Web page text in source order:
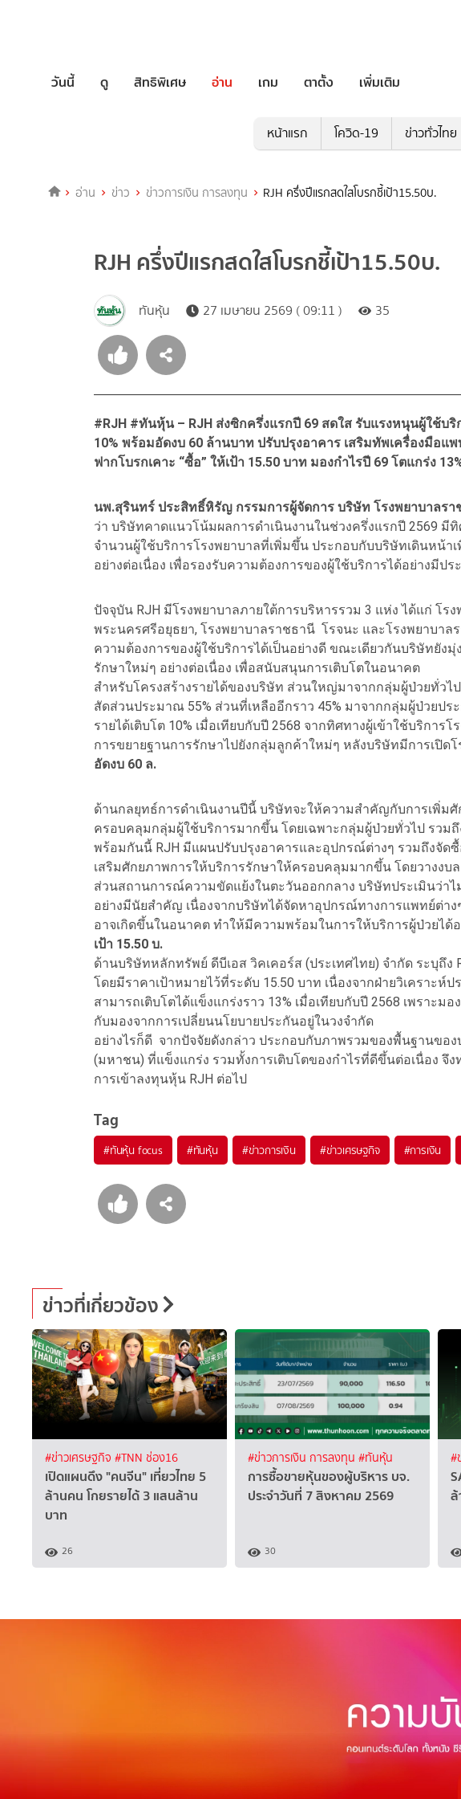
วันนี้ ดู สิทธิพิเศษ อ่าน เกม ตาตั้ง เพิ่มเติม
หน้าแรก โควิด-19 ข่าวทั่วไทย
อ่าน ข่าว ข่าวการเงิน การลงทุน RJH ครึ่งปีแรกสดใสโบรกชี้เป้า15.50บ.
RJH ครึ่งปีแรกสดใสโบรกชี้เป้า15.50บ.
ทันหุ้น 27 เมษายน 2569 ( 09:11 ) 35
#RJH #ทันหุ้น – RJH ส่งซิกครึ่งแรกปี 69 สดใส รับแรงหนุนผู้ใช้บ
10% พร้อมอัดงบ 60 ล้านบาท ปรับปรุงอาคาร เสริมทัพเครื่องมือแ
ฟากโบรกเคาะ “ซื้อ” ให้เป้า 15.50 บาท มองกำไรปี 69 โตแกร่ง
นพ.สุรินทร์ ประสิทธิ์หิรัญ กรรมการผู้จัดการ บริษัท โรงพยาบาลร
ว่า บริษัทคาดแนวโน้มผลการดำเนินงานในช่วงครึ่งแรกปี 2569 มี
จำนวนผู้ใช้บริการโรงพยาบาลที่เพิ่มขึ้น ประกอบกับบริษัทเดินหน้า
อย่างต่อเนื่อง เพื่อรองรับความต้องการของผู้ใช้บริการได้อย่างมีป
ปัจจุบัน RJH มีโรงพยาบาลภายใต้การบริหารรวม 3 แห่ง ได้แก่ โร
พระนครศรีอยุธยา, โรงพยาบาลราชธานี โรจนะ และโรงพยาบา
ความต้องการของผู้ใช้บริการได้เป็นอย่างดี ขณะเดียวกันบริษัทยัง
รักษาใหม่ๆ อย่างต่อเนื่อง เพื่อสนับสนุนการเติบโตในอนาคต
สำหรับโครงสร้างรายได้ของบริษัท ส่วนใหญ่มาจากกลุ่มผู้ป่วยทั่วไ
สัดส่วนประมาณ 55% ส่วนที่เหลืออีกราว 45% มาจากกลุ่มผู้ป่วยปร
รายได้เติบโต 10% เมื่อเทียบกับปี 2568 จากทิศทางผู้เข้าใช้บริกา
การขยายฐานการรักษาไปยังกลุ่มลูกค้าใหม่ๆ หลังบริษัทมีการเปิดโ
อัดงบ 60 ล.
ด้านกลยุทธ์การดำเนินงานปีนี้ บริษัทจะให้ความสำคัญกับการเพิ่มศั
ครอบคลุมกลุ่มผู้ใช้บริการมากขึ้น โดยเฉพาะกลุ่มผู้ป่วยทั่วไป รวม
พร้อมกันนี้ RJH มีแผนปรับปรุงอาคารและอุปกรณ์ต่างๆ รวมถึงจัดซื้
เสริมศักยภาพการให้บริการรักษาให้ครอบคลุมมากขึ้น โดยวางงบ
ส่วนสถานการณ์ความขัดแย้งในตะวันออกกลาง บริษัทประเมินว่า
อย่างมีนัยสำคัญ เนื่องจากบริษัทได้จัดหาอุปกรณ์ทางการแพทย์ต่าง
อาจเกิดขึ้นในอนาคต ทำให้มีความพร้อมในการให้บริการผู้ป่วยได้อ
เป้า 15.50 บ.
ด้านบริษัทหลักทรัพย์ ดีบีเอส วิคเคอร์ส (ประเทศไทย) จำกัด ระบุถึง
โดยมีราคาเป้าหมายไว้ที่ระดับ 15.50 บาท เนื่องจากฝ่ายวิเคราะห์
สามารถเติบโตได้แข็งแกร่งราว 13% เมื่อเทียบกับปี 2568 เพราะม
กับมองจากการเปลี่ยนนโยบายประกันอยู่ในวงจำกัด
อย่างไรก็ดี จากปัจจัยดังกล่าว ประกอบกับภาพรวมของพื้นฐานขอ
(มหาชน) ที่แข็งแกร่ง รวมทั้งการเติบโตของกำไรที่ดีขึ้นต่อเนื่อง จึง
การเข้าลงทุนหุ้น RJH ต่อไป
Tag
#ทันหุ้น focus #ทันหุ้น #ข่าวการเงิน #ข่าวเศรษฐกิจ #การเงิน
ข่าวที่เกี่ยวข้อง
#ข่าวเศรษฐกิจ #TNN ช่อง16
เปิดแผนดึง "คนจีน" เที่ยวไทย 5
ล้านคน โกยรายได้ 3 แสนล้าน
บาท
26
#ข่าวการเงิน การลงทุน #ทันหุ้น
การซื้อขายหุ้นของผู้บริหาร บจ.
ประจำวันที่ 7 สิงหาคม 2569
30
#